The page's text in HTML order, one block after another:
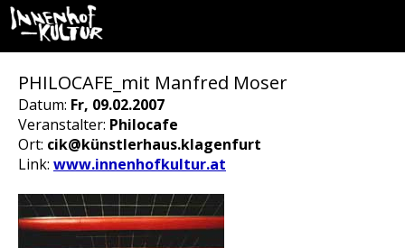
PHILOCAFE_mit Manfred Moser
Datum: Fr, 09.02.2007
Veranstalter: Philocafe
Ort: cik@künstlerhaus.klagenfurt
Link: www.innenhofkultur.at